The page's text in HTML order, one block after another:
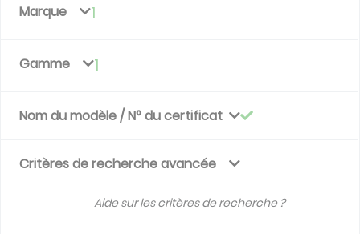
Marque 1
Gamme 1
Nom du modèle / N° du certificat
Critères de recherche avancée
Aide sur les critères de recherche ?